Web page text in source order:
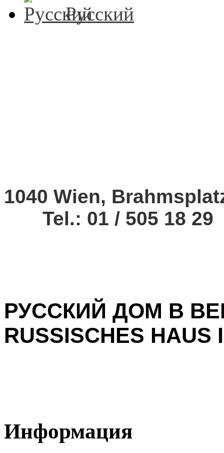
Русский
1040 Wien,
Tel.: 01 / 505 18 29
РУССКИЙ ДОМ В
RUSSISCHES HAUS
Информация